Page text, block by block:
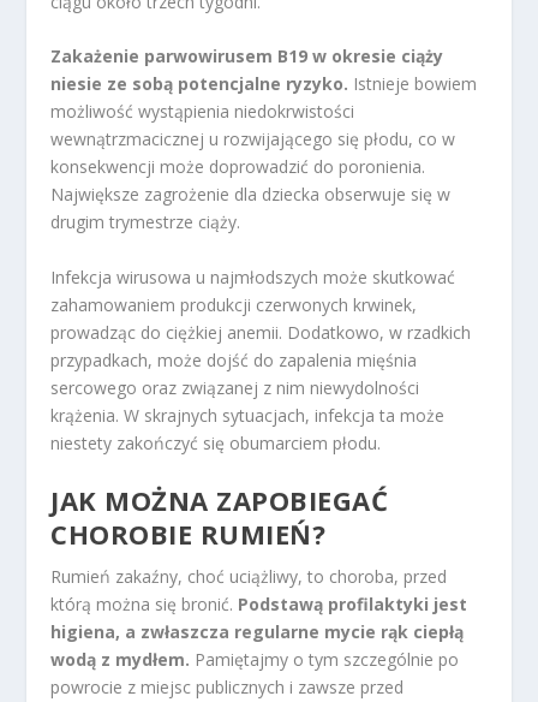
Zakażenie parwowirusem B19 w okresie ciąży
niesie ze sobą potencjalne ryzyko. Istnieje bowiem
możliwość wystąpienia niedokrwistości
wewnątrzmacicznej u rozwijającego się płodu, co w
konsekwencji może doprowadzić do poronienia.
Największe zagrożenie dla dziecka obserwuje się w
drugim trymestrze ciąży.
Infekcja wirusowa u najmłodszych może skutkować
zahamowaniem produkcji czerwonych krwinek,
prowadząc do ciężkiej anemii. Dodatkowo, w rzadkich
przypadkach, może dojść do zapalenia mięśnia
sercowego oraz związanej z nim niewydolności
krążenia. W skrajnych sytuacjach, infekcja ta może
niestety zakończyć się obumarciem płodu.
JAK MOŻNA ZAPOBIEGAĆ
CHOROBIE RUMIEŃ?
Rumień zakaźny, choć uciążliwy, to choroba, przed
którą można się bronić. Podstawą profilaktyki jest
higiena, a zwłaszcza regularne mycie rąk ciepłą
wodą z mydłem. Pamiętajmy o tym szczególnie po
powrocie z miejsc publicznych i zawsze przed